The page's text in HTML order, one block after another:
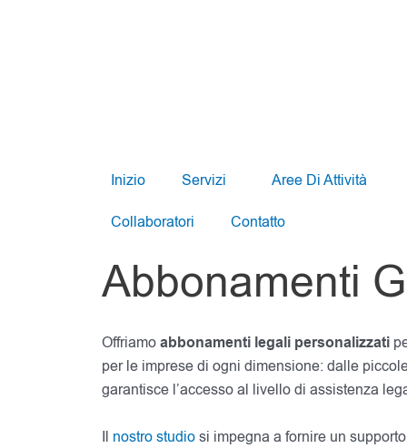
Inizio Servizi Aree Di Attività
Collaboratori Contatto
Abbonamenti
Offriamoabbonamenti legali personalizzati
per le imprese di ogni dimensione: dalle
garantisce l’accesso al livello di assistenza
Il nostro studiosi impegna a fornire un